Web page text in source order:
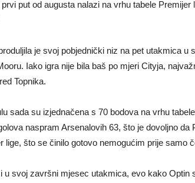
put od augusta nalazi na vrhu tabele
je svoj pobjednički niz na pet utakmica
Iako igra nije bila baš po mjeri Cityja,
Topnika.
sada su izjednačena s 70 bodova na vrhu
naspram Arsenalovih 63, što je dovoljno da
lige, što se činilo gotovo nemogućim prije samo
u svoj završni mjesec utakmica, evo kako Optin